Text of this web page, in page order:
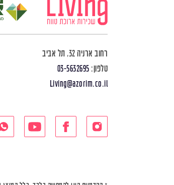
רחוב ארניה 32, תל אביב
טלפון: 03-5632695
Living@azorim.co.il